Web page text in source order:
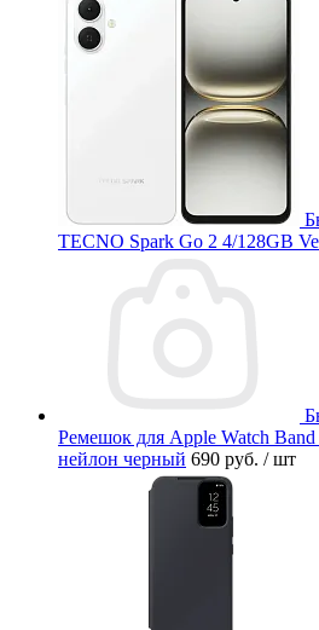
TECNO Spark Go 2 4/128GB
Ремешок для Apple Watch
нейлон черный 690 руб. / шт